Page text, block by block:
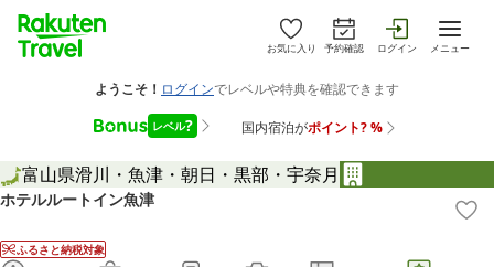
お気に入り 予約確認 ログイン メニュー
富山県滑川・魚津・朝日・黒部・宇奈月
ホテルルートイン魚津
ふるさと納税対象